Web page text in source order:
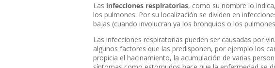
Las infecciones respiratorias, como su nombre lo
los pulmones. Por su localización se dividen en
bajas (cuando involucran ya los bronquios o los
Las infecciones respiratorias pueden ser causadas por
algunos factores que las predisponen, por ejemplo los
propicia el hacinamiento, la acumulación de varias